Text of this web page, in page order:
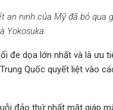
ninh của Mỹ đã bỏ qua
Yokosuka.
đe dọa lớn nhất và là ưu
Quốc quyết liệt vào
đảo thứ nhất mặt giáp